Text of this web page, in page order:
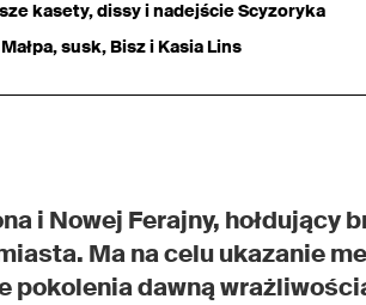
kasety, dissy i nadejście Scyzoryka
susk, Bisz i Kasia Lins
i Nowej Ferajny, hołdujący
Ma na celu ukazanie
pokolenia dawną